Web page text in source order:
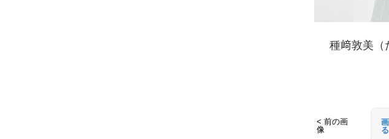
種﨑敦美（
< 前の画
像
る